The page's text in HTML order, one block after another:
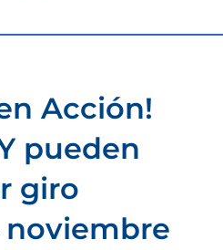
Acción!
pueden
giro